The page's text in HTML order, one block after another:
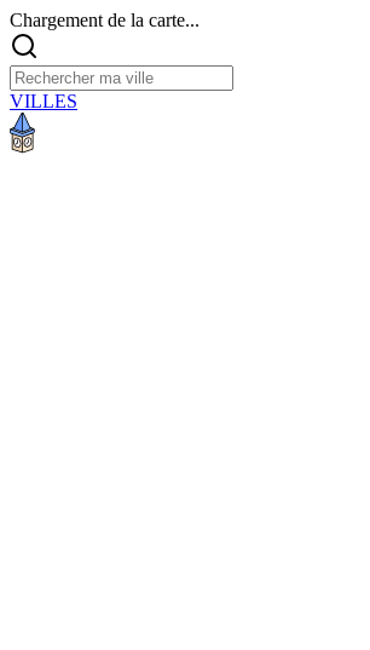
Chargement de la carte...
VILLES